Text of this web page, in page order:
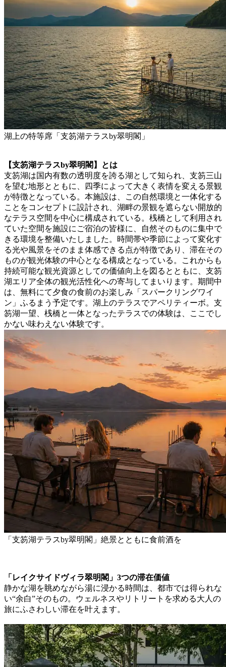
湖上の特等席「支笏湖テラスby翠明閣」
【支笏湖テラスby翠明閣】とは
支笏湖は国内有数の透明度を誇る湖として知られ、支笏三山
を望む地形とともに、四季によって大きく表情を変える景観
が特徴となっている。本施設は、この自然環境と一体化する
ことをコンセプトに設計され、湖畔の景観を遮らない開放的
なテラス空間を中心に構成されている。桟橋として利用され
ていた空間を施設にご宿泊の皆様に、自然そのものに集中で
きる環境を整備いたしました。時間帯や季節によって変化す
る光や風景をそのまま体感できる点が特徴であり、滞在その
ものが観光体験の中心となる構成となっている。これからも
持続可能な観光資源としての価値向上を図るとともに、支笏
湖エリア全体の観光活性化への寄与してまいります。期間中
は、無料にて夕食の食前のお楽しみ「スパークリングワイ
ン」ふるまう予定です。湖上のテラスでアペリティーボ。支
笏湖一望、桟橋と一体となったテラスでの体験は、ここでし
かない味わえない体験です。
「支笏湖テラスby翠明閣」絶景とともに食前酒を
「レイクサイドヴィラ翠明閣」3つの滞在価値
静かな湖を眺めながら湯に浸かる時間は、都市では得られな
い“余白”そのもの。ウェルネスやリトリートを求める大人の
旅にふさわしい滞在を叶えます。